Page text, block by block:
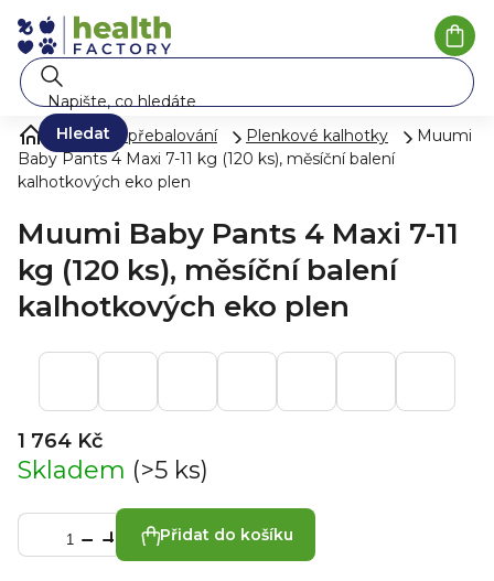
na
obsah
Hledat
Pleny a přebalování Plenkové kalhotky
Muumi
Baby Pants 4 Maxi 7-11 kg (120 ks), měsíční balení
kalhotkových eko plen
Muumi Baby Pants 4 Maxi 7-11
kg (120 ks), měsíční balení
kalhotkových eko plen
1 764 Kč
Skladem (>5 ks)
Přidat do košíku